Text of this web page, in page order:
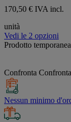
170,50 € IVA incl.
unità
Vedi le 2 opzioni
Prodotto
Confronta
Nessun minimo